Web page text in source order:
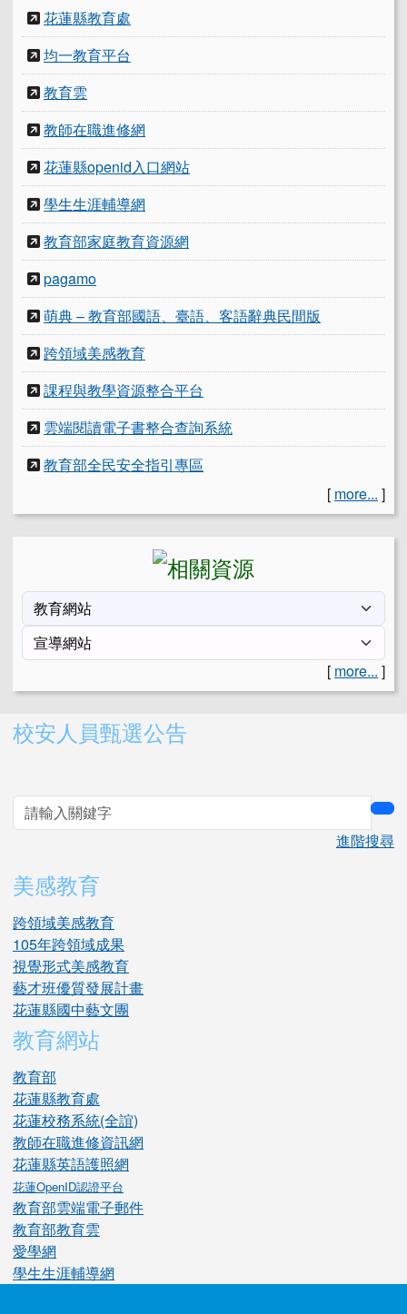
花蓮縣教育處
均一教育平台
教育雲
教師在職進修網
花蓮縣openid入口網站
學生生涯輔導網
教育部家庭教育資源網
pagamo
萌典 – 教育部國語、臺語、客語辭典民間版
跨領域美感教育
課程與教學資源整合平台
雲端閱讀電子書整合查詢系統
教育部全民安全指引專區
[ more... ]
[ more... ]
右邊區域內容
校安人員甄選公告
進階搜尋
美感教育
跨領域美感教育
105年跨領域成果
視覺形式美感教育
藝才班優質發展計畫
花蓮縣國中藝文團
教育網站
教育部
花蓮縣教育處
花蓮校務系統(全誼)
教師在職進修資訊網
花蓮縣英語護照網
花蓮OpenID認證平台
教育部雲端電子郵件
教育部教育雲
愛學網
學生生涯輔導網